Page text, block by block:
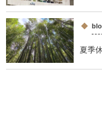
夏季